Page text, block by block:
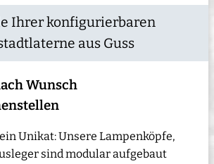
Ihrer konfigurierbaren
aus Guss
Wunsch
Unikat: Unsere Lampenköpfe,
sind modular aufgebaut